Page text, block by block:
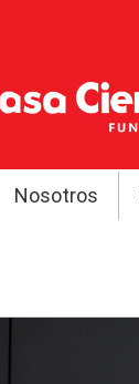
Nosotros